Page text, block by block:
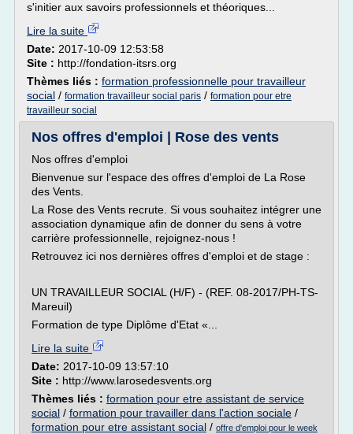
s'initier aux savoirs professionnels et théoriques...
Lire la suite
Date: 2017-10-09 12:53:58
Site : http://fondation-itsrs.org
Thèmes liés : formation professionnelle pour travailleur
social / formation travailleur social paris / formation pour etre
travailleur social
Nos offres d'emploi | Rose des vents
Nos offres d'emploi
Bienvenue sur l'espace des offres d'emploi de La Rose
des Vents.
La Rose des Vents recrute. Si vous souhaitez intégrer une
association dynamique afin de donner du sens à votre
carrière professionnelle, rejoignez-nous !
Retrouvez ici nos dernières offres d'emploi et de stage :
UN TRAVAILLEUR SOCIAL (H/F) - (REF. 08-2017/PH-TS-
Mareuil)
Formation de type Diplôme d'Etat «...
Lire la suite
Date: 2017-10-09 13:57:10
Site : http://www.larosedesvents.org
Thèmes liés : formation pour etre assistant de service
social / formation pour travailler dans l'action sociale /
formation pour etre assistant social / offre d'emploi pour le week